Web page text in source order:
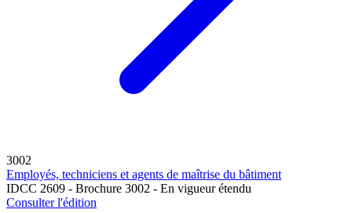
3002
Employés, techniciens et agents de maîtrise du bâtiment
IDCC 2609 - Brochure 3002 - En vigueur étendu
Consulter l'édition